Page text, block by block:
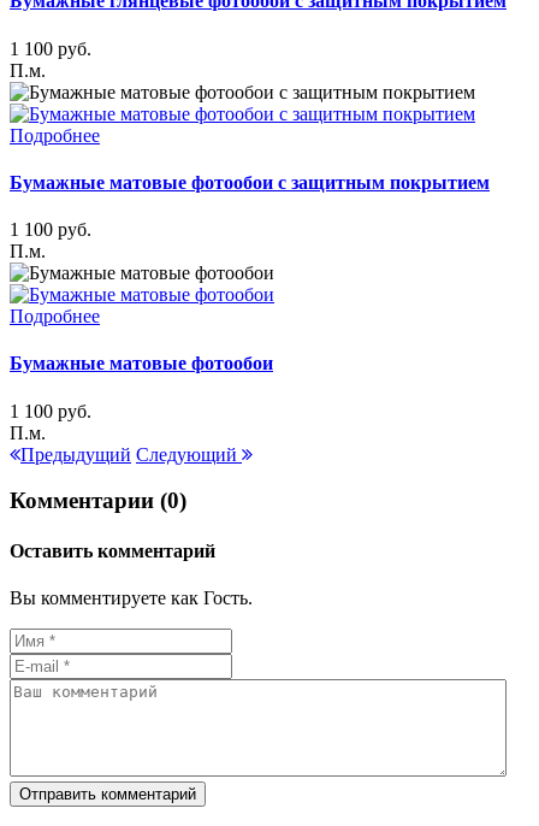
1 100 руб.
П.м.
Подробнее
Бумажные матовые фотообои с защитным покрытием
1 100 руб.
П.м.
Подробнее
Бумажные матовые фотообои
1 100 руб.
П.м.
Предыдущий Следующий
Комментарии (0)
Оставить комментарий
Вы комментируете как Гость.
Отправить комментарий